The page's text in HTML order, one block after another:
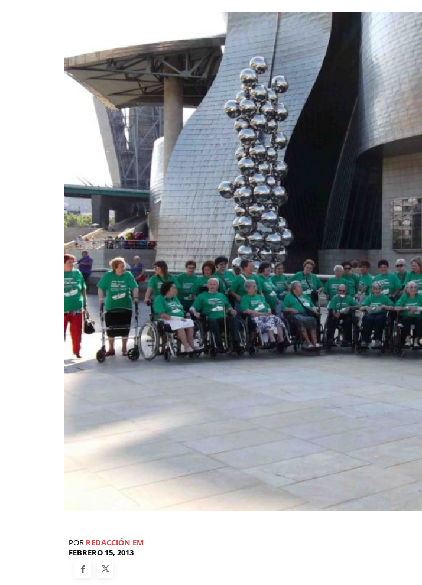
POR REDACCIÓN EM
FEBRERO 15, 2013